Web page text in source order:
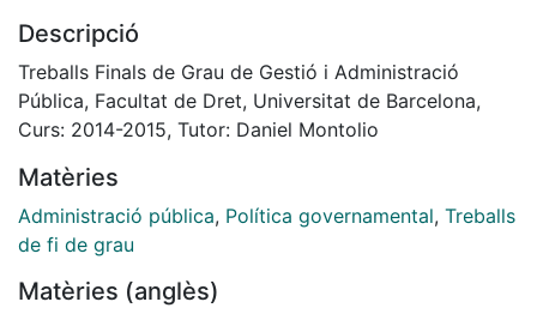
Hi ha molta bibliografia i diferents opinions sobre com
i què avaluar d’una política pública, des de la forma
més objectiva i quantitativa fins la més subjectiva i
qualitativa. Són formes molt diferents a partir de les
es pot afirmar quina és la millor, en aquest treball
s’intentarà aplicar una avaluació qualitativa que tot i
utilitzar certes dades quantitatives.
població, a la població objectiu, han d’estar fiscalitzats
Descripció
Treballs Finals de Grau de Gestió i Administració
Pública, Facultat de Dret, Universitat de Barcelona,
Curs: 2014-2015, Tutor: Daniel Montolio
Matèries
Administració pública, Política governamental, Treballs
de fi de grau
Matèries (anglès)